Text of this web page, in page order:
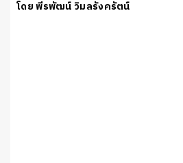
โดย พีรพัฒน์ วิมลรังครัตน์